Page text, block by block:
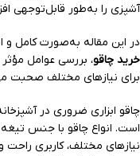
آشپزی را به‌طور قابل‌توجهی
در این مقاله به‌صورت کامل و
خرید چاقو، بررسی عوامل مؤثر
برای نیازهای مختلف صحبت
چاقو ابزاری ضروری در
است. انواع چاقو با جنس
نیازهای مختلف، کاربری